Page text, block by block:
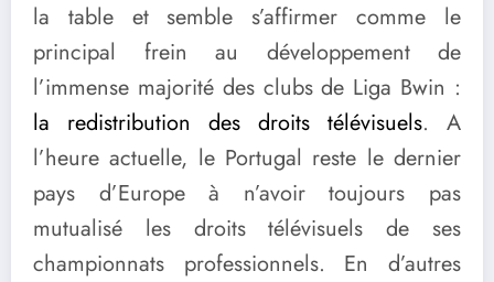
la table et semble s’affirmer comme le
principal frein au développement de
l’immense majorité des clubs de Liga Bwin :
la redistribution des droits télévisuels. A
l’heure actuelle, le Portugal reste le dernier
pays d’Europe à n’avoir toujours pas
mutualisé les droits télévisuels de ses
championnats professionnels. En d’autres